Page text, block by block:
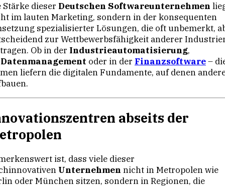
Stärke dieser Deutschen Softwareunternehmen
im lauten Marketing, sondern in der konsequenten
spezialisierter Lösungen, die oft unbemerkt,
zur Wettbewerbsfähigkeit anderer
Ob in der Industrieautomatisierung,
Datenmanagement oder in der Finanzsoftware–
liefern die digitalen Fundamente, auf denen
abseits der
ist, dass viele dieser
Unternehmen nicht in Metropolen wie
oder München sitzen, sondern in Regionen, die